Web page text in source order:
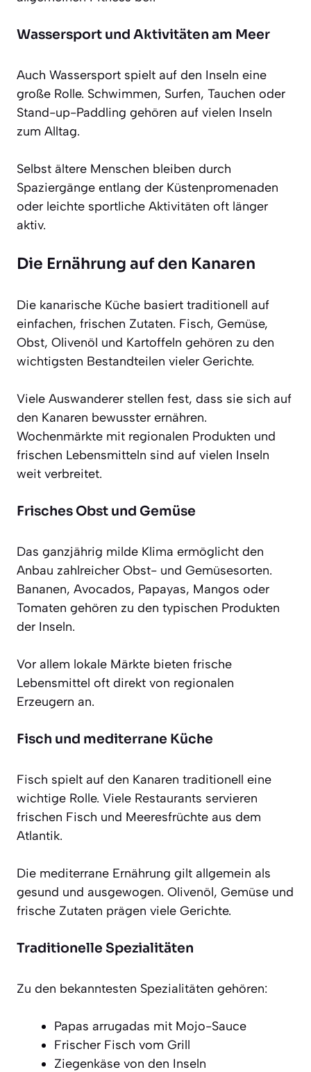
Wassersport und Aktivitäten am Meer
Auch Wassersport spielt auf den Inseln eine
große Rolle. Schwimmen, Surfen, Tauchen oder
Stand-up-Paddling gehören auf vielen Inseln
zum Alltag.
Selbst ältere Menschen bleiben durch
Spaziergänge entlang der Küstenpromenaden
oder leichte sportliche Aktivitäten oft länger
aktiv.
Die Ernährung auf den Kanaren
Die kanarische Küche basiert traditionell auf
einfachen, frischen Zutaten. Fisch, Gemüse,
Obst, Olivenöl und Kartoffeln gehören zu den
wichtigsten Bestandteilen vieler Gerichte.
Viele Auswanderer stellen fest, dass sie sich auf
den Kanaren bewusster ernähren.
Wochenmärkte mit regionalen Produkten und
frischen Lebensmitteln sind auf vielen Inseln
weit verbreitet.
Frisches Obst und Gemüse
Das ganzjährig milde Klima ermöglicht den
Anbau zahlreicher Obst- und Gemüsesorten.
Bananen, Avocados, Papayas, Mangos oder
Tomaten gehören zu den typischen Produkten
der Inseln.
Vor allem lokale Märkte bieten frische
Lebensmittel oft direkt von regionalen
Erzeugern an.
Fisch und mediterrane Küche
Fisch spielt auf den Kanaren traditionell eine
wichtige Rolle. Viele Restaurants servieren
frischen Fisch und Meeresfrüchte aus dem
Atlantik.
Die mediterrane Ernährung gilt allgemein als
gesund und ausgewogen. Olivenöl, Gemüse und
frische Zutaten prägen viele Gerichte.
Traditionelle Spezialitäten
Zu den bekanntesten Spezialitäten gehören:
Papas arrugadas mit Mojo-Sauce
Frischer Fisch vom Grill
Ziegenkäse von den Inseln